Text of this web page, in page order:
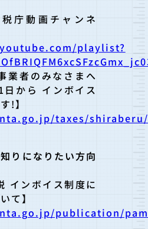
税庁動画チャンネ
playlist?
業者のみなさまへ
から インボイス
!】
taxes/
りになりたい方向
インボイス制度に
て】
publication/